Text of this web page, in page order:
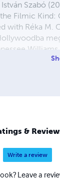
Szabó
Filmic Kind:
with Réka M.
of
&
Write a review
Leave a